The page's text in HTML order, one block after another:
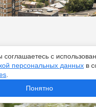
во время
до холодов
соглашаетесь с
персональных данных в
Понятно